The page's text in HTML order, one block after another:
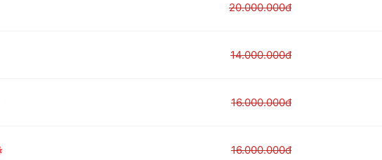
20.000.000đ
14.000.000đ
16.000.000đ
16.000.000đ